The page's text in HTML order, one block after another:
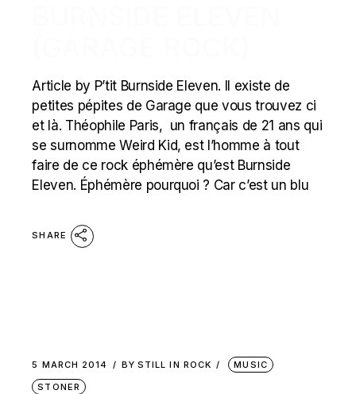
Article by P’tit Burnside Eleven. Il existe de
petites pépites de Garage que vous trouvez ci
et là. Théophile Paris, un français de 21 ans qui
se surnomme Weird Kid, est l’homme à tout
faire de ce rock éphémère qu’est Burnside
Eleven. Éphémère pourquoi ? Car c’est un blu
SHARE
5 MARCH 2014 BY STILL IN ROCK
MUSIC
STONER